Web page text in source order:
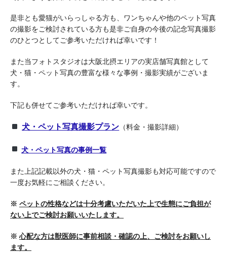
是非とも愛猫がいらっしゃる方も、ワンちゃんや他のペット写真
の撮影をご検討されている方も是非ご自身の今後の記念写真撮影
のひとつとしてご参考いただければ幸いです！
また当フォトスタジオは大阪北摂エリアの実店舗写真館として
犬・猫・ペット写真の豊富な様々な事例・撮影実績がございま
す。
下記も併せてご参考いただければ幸いです。
犬・ペット写真撮影プラン （料金・撮影詳細）
犬・ペット写真の事例一覧
また上記記載以外の犬・猫・ペット写真撮影も対応可能ですので
一度お気軽にご相談ください。
※ ペットの性格などは十分考慮いただいた上で生態にご負担が
ない上でご検討お願いいたします。
※ 心配な方は獣医師に事前相談・確認の上、ご検討をお願いし
ます。